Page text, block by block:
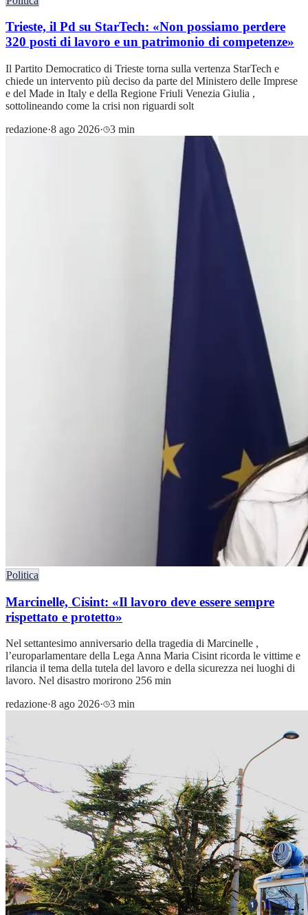
Trieste, il Pd su StarTech: «Non possiamo perdere
320 posti di lavoro e un patrimonio di competenze»
Il Partito Democratico di Trieste torna sulla vertenza StarTech e
chiede un intervento più deciso da parte del Ministero delle Imprese
e del Made in Italy e della Regione Friuli Venezia Giulia ,
sottolineando come la crisi non riguardi solt
redazione·8 ago 2026· 3 min
Politica
Marcinelle, Cisint: «Il lavoro deve essere sempre
rispettato e protetto»
Nel settantesimo anniversario della tragedia di Marcinelle ,
l’europarlamentare della Lega Anna Maria Cisint ricorda le vittime e
rilancia il tema della tutela del lavoro e della sicurezza nei luoghi di
lavoro. Nel disastro morirono 256 min
redazione·8 ago 2026· 3 min